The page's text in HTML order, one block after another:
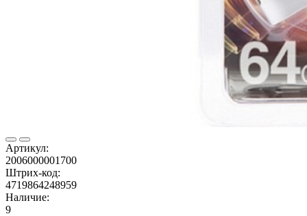
Артикул:
2006000001700
Штрих-код:
4719864248959
Наличие:
9